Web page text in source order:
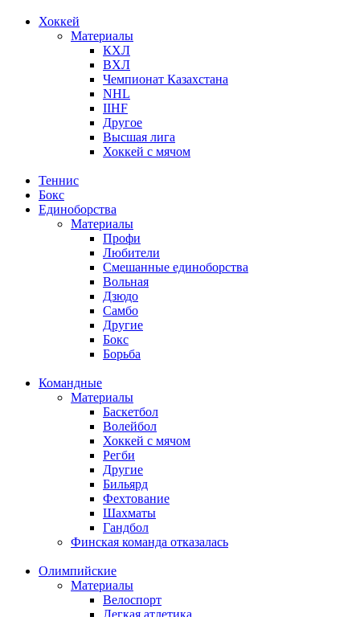
Хоккей
Материалы
КХЛ
ВХЛ
Чемпионат Казахстана
NHL
IIHF
Другое
Высшая лига
Хоккей с мячом
Теннис
Бокс
Единоборства
Материалы
Профи
Любители
Смешанные единоборства
Вольная
Дзюдо
Самбо
Другие
Бокс
Борьба
Командные
Материалы
Баскетбол
Волейбол
Хоккей с мячом
Регби
Другие
Бильярд
Фехтование
Шахматы
Гандбол
Финская команда отказалась
Олимпийские
Материалы
Велоспорт
Легкая атлетика